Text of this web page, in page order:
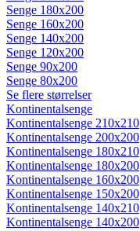
Senge 180x200
Senge 160x200
Senge 140x200
Senge 120x200
Senge 90x200
Senge 80x200
Se flere størrelser
Kontinentalsenge
Kontinentalsenge 210x210
Kontinentalsenge 200x200
Kontinentalsenge 180x210
Kontinentalsenge 180x200
Kontinentalsenge 160x200
Kontinentalsenge 150x200
Kontinentalsenge 140x210
Kontinentalsenge 140x200